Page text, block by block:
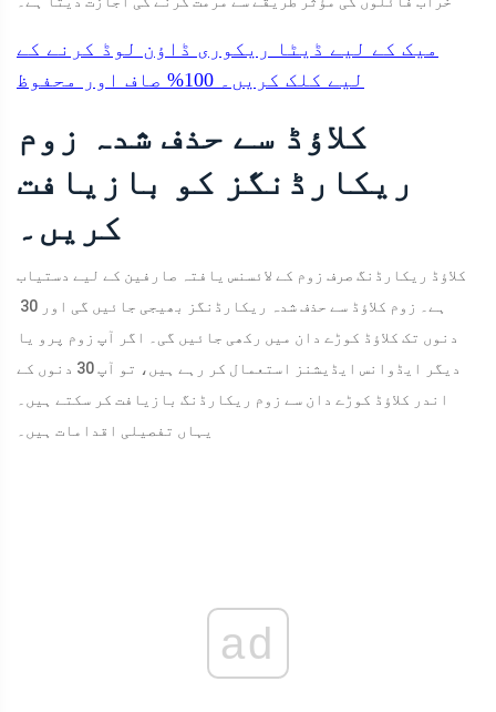
میک کے لیے ڈیٹا ریکوری ڈاؤن لوڈ کرنے کے
لیے کلک کریں۔
صاف اور محفوظ
کلاؤڈ سے حذف شدہ زوم
ریکارڈنگز کو بازیافت
کریں۔
کلاؤڈ ریکارڈنگ صرف زوم کے لائسنس یافتہ صارفین کے لیے دستیاب
دنوں تک کلاؤڈ کوڑے دان میں رکھی جائیں گی۔ اگر آپ زوم پرو یا
دیگر ایڈوانس ایڈیشنز استعمال کر رہے ہیں، تو آپ 30 دنوں کے
اندر کلاؤڈ کوڑے دان سے زوم ریکارڈنگ بازیافت کر سکتے ہیں۔
یہاں تفصیلی اقدامات ہیں۔
ad